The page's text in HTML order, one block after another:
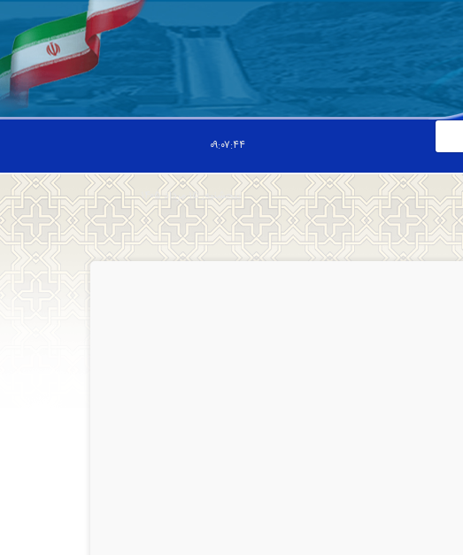
۰۹:۰۷:۴۵
پنجشنبه, ۱۵ مرداد ۱۴۰۵